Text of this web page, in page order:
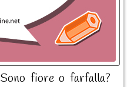
fiore o farfalla?